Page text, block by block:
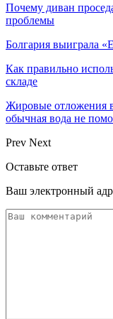
Почему диван
проблемы
Болгария выиграла
Как правильно
складе
Жировые отложения
обычная вода не
Prev Next
Оставьте ответ
Ваш электронный